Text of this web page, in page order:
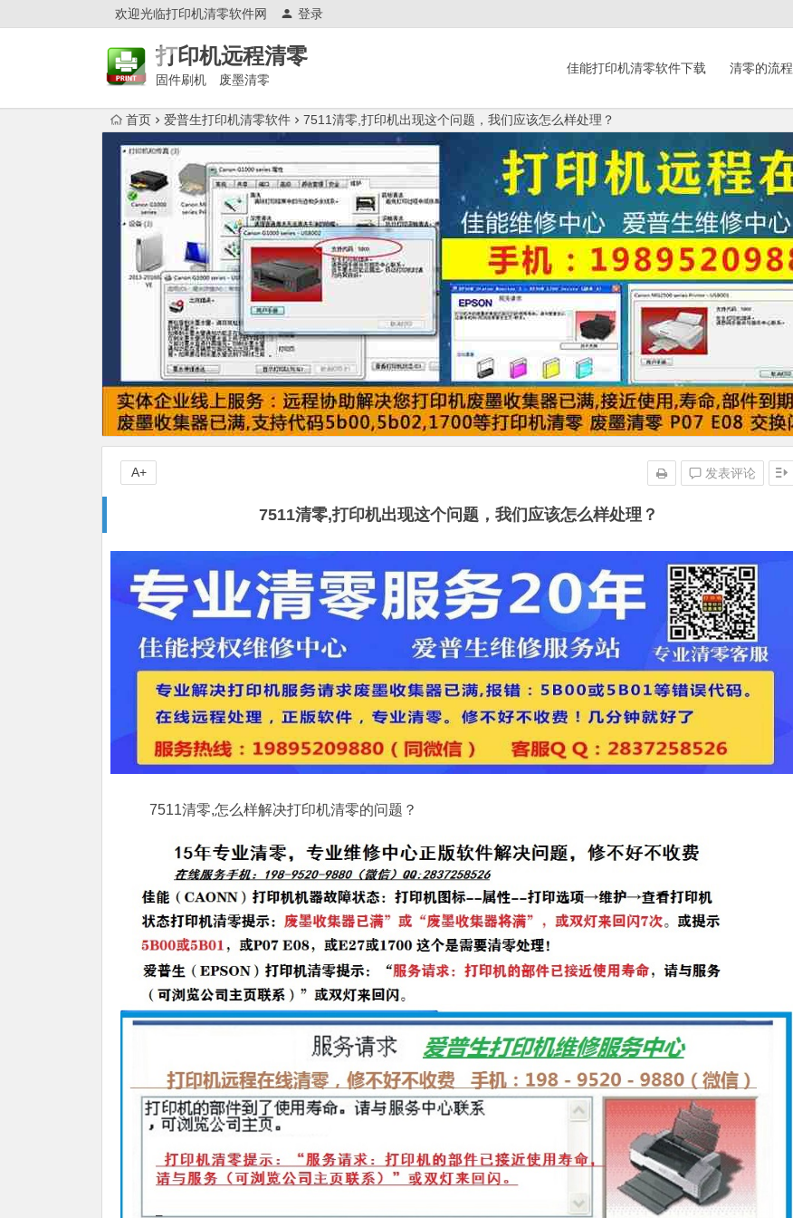
欢迎光临打印机清零软件网 登录
打印机远程清零
固件刷机 废墨清零
佳能打印机清零软件下载 清零的流程
首页 爱普生打印机清零软件 7511清零,打印机出现这个问题，我们应该怎么样处理？
7511清零,打印机出现这个问题，我们应该怎么样处理？
发表评论
A+
7511清零,怎么样解决打印机清零的问题？